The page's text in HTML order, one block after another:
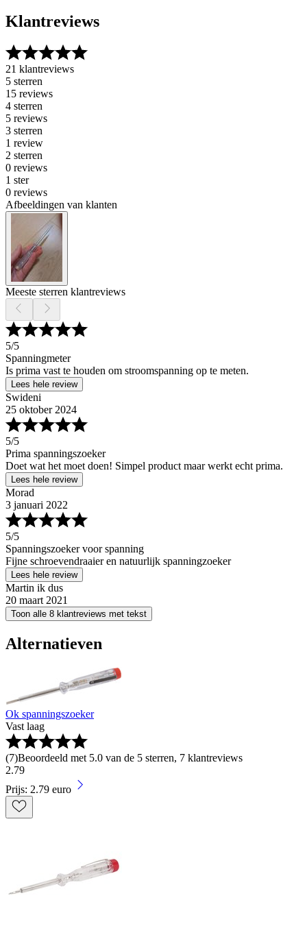
Klantreviews
21 klantreviews
5 sterren
15 reviews
4 sterren
5 reviews
3 sterren
1 review
2 sterren
0 reviews
1 ster
0 reviews
Afbeeldingen van klanten
Meeste sterren klantreviews
5/5
Spanningmeter
Is prima vast te houden om stroomspanning op te meten.
Lees hele review
Swideni
25 oktober 2024
5/5
Prima spanningszoeker
Doet wat het moet doen! Simpel product maar werkt echt prima.
Lees hele review
Morad
3 januari 2022
5/5
Spanningszoeker voor spanning
Fijne schroevendraaier en natuurlijk spanningzoeker
Lees hele review
Martin ik dus
20 maart 2021
Toon alle 8 klantreviews met tekst
Alternatieven
Ok spanningszoeker
Vast laag
(7)Beoordeeld met 5.0 van de 5 sterren, 7 klantreviews
2.79
Prijs: 2.79 euro